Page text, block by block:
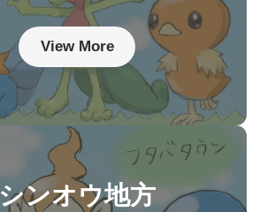
View More
シンオウ地方